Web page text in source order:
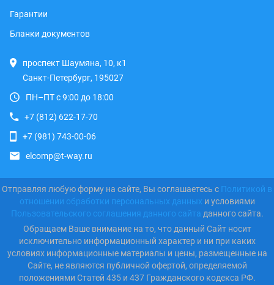
Гарантии
Бланки документов
проспект Шаумяна, 10, к1
Санкт-Петербург, 195027
ПН–ПТ с 9:00 до 18:00
+7 (812) 622-17-70
+7 (981) 743-00-06
elcomp@t-way.ru
Отправляя любую форму на сайте, Вы соглашаетесь с Политикой в
отношении обработки персональных данных и условиями
Пользовательского соглашения данного сайта данного сайта.
Обращаем Ваше внимание на то, что данный Сайт носит
исключительно информационный характер и ни при каких
условиях информационные материалы и цены, размещенные на
Сайте, не являются публичной офертой, определяемой
положениями Статей 435 и 437 Гражданского кодекса РФ.